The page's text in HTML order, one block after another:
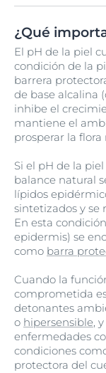
¿Qué
El pH de la piel
condición de la
barrera
de base alcalina
inhibe el
mantiene el
prosperar la
Si el pH de la
balance natural
lípidos
sintetizados y se
En esta
epidermis) se
como barra
Cuando la
comprometida
detonantes
o hipersensible,
enfermedades
condiciones
protectora del